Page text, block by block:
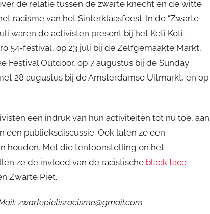
de relatie tussen de zwarte knecht en de witte
racisme van het Sinterklaasfeest. In de “Zwarte
waren de activisten present bij het Keti Koti-
54-festival, op 23 juli bij de Zelfgemaakte Markt,
Festival Outdoor, op 7 augustus bij de Sunday
28 augustus bij de Amsterdamse Uitmarkt, en op
een indruk van hun activiteiten tot nu toe, aan
publieksdiscussie. Ook laten ze een
houden. Met die tentoonstelling en het
ze de invloed van de racistische black face-
Zwarte Piet.
zwartepietisracisme@gmail.com